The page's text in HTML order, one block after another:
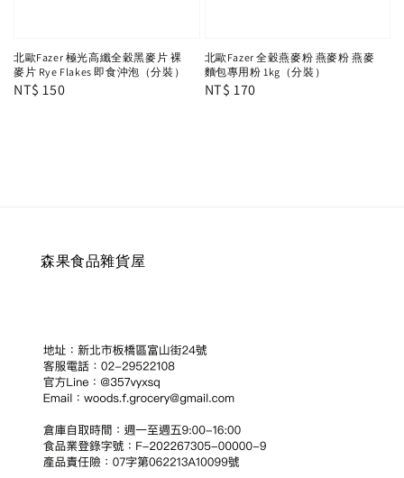
北歐Fazer 極光高纖全穀黑麥片 裸
麥片 Rye Flakes 即食沖泡（分裝）
Regular
NT$ 150
北歐Fazer 全穀燕麥粉 燕麥粉 燕麥
麵包專用粉 1kg（分裝）
Regular
NT$ 170
森果食品雜貨屋